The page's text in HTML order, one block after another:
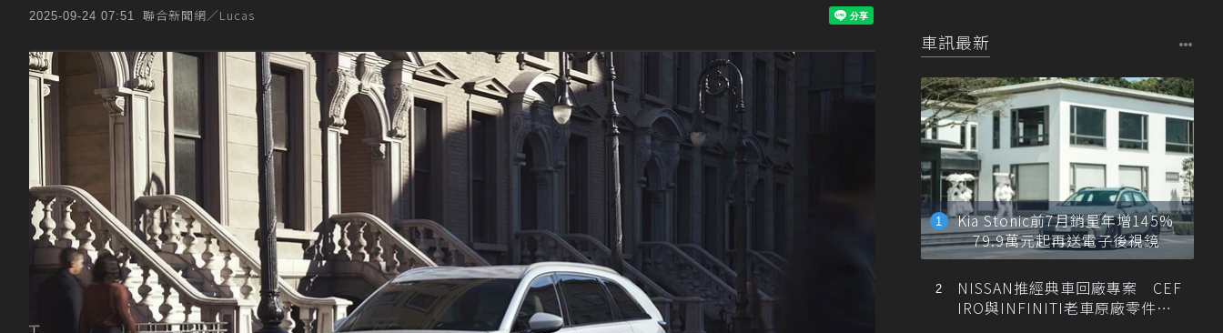
2025-09-24 07:51 聯合新聞網／Lucas
車訊最新
Kia Stonic前7月銷量年增145%
79.9萬元起再送電子後視鏡
NISSAN推經典車回廠專案 CEF
IRO與INFINITI老車原廠零件最